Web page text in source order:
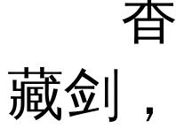
香港
藏剑